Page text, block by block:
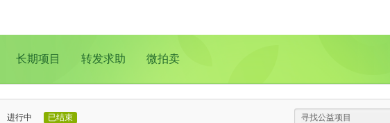
长期项目 转发求助 微拍卖
进行中 已结束